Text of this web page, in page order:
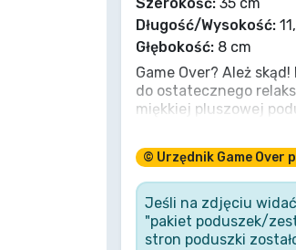
Długość/Wysokość:
Głębokość: 8 cm
Game Over? Ależ
do ostatecznego
miękkiej pluszowej
zapisu' staje się
wybór, aby stylowo
więcej niż zwykła
wirtualnych
życiu. Zrestartuj z nią
© Urzędnik Game Over
Jeśli na zdjęciu
"pakiet poduszek/
stron poduszki
Typy produktów